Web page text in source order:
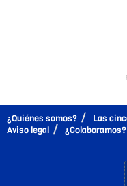
¿Quiénes somos? Las
Aviso legal
¿Colaboramos?